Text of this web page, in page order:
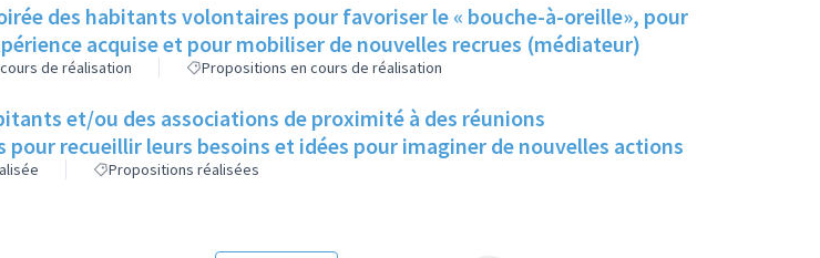
des habitants volontaires pour favoriser le « bouche-à-oreille», pour
acquise et pour mobiliser de nouvelles recrues (médiateur)
de réalisation Propositions en cours de réalisation
et/ou des associations de proximité à des réunions
pour recueillir leurs besoins et idées pour imaginer de nouvelles actions
Propositions réalisées